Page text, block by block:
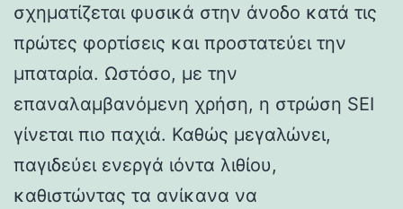
σχηματίζεται φυσικά στην άνοδο κατά τις
πρώτες φορτίσεις και προστατεύει την
μπαταρία. Ωστόσο, με την
επαναλαμβανόμενη χρήση, η στρώση SEI
γίνεται πιο παχιά. Καθώς μεγαλώνει,
παγιδεύει ενεργά ιόντα λιθίου,
καθιστώντας τα ανίκανα να